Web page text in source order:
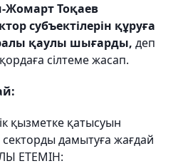
Жомарт Тоқаев
субъектілерін құруға
қаулы шығарды, деп
сілтеме жасап.
қызметке қатысуын
дамытуға жағдай
ЕТЕМІН: